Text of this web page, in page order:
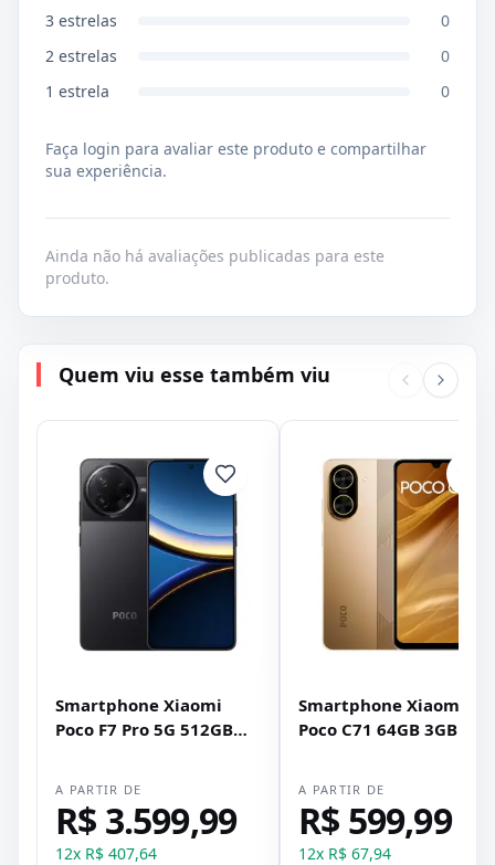
3 estrelas
0
2 estrelas
0
1 estrela 0
Faça login para avaliar este produto e compartilhar
sua experiência.
Ainda não há avaliações publicadas para este
produto.
Quem viu esse também viu
Smartphone Xiaomi
Poco F7 Pro 5G 512GB
A PARTIR DE
R$ 3.599,99
12x R$ 407,64
Smartphone Xiaomi
Poco C71 64GB 3GB
A PARTIR DE
R$ 599,99
12x R$ 67,94